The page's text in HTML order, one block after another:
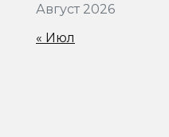
Август 2026
« Июл